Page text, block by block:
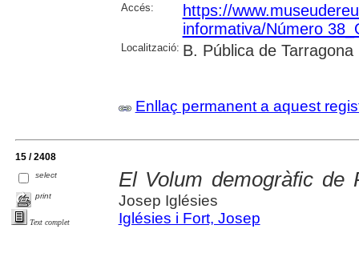
Accés:
https://
informativa/Número
Localització: B. Pública de Tarragona
Enllaç permanent a aquest
15 / 2408
select
print
Text complet
El Volum demogràfic de
Josep Iglésies
Iglésies i Fort, Josep